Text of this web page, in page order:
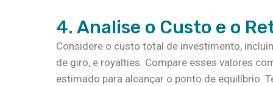
4. Analise o Custo e o
Considere o custo total de investimento,
de giro, e royalties. Compare esses valores
estimado para alcançar o ponto de equilíbrio.